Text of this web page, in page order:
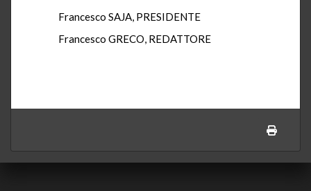
Francesco SAJA, PRESIDENTE
Francesco GRECO, REDATTORE